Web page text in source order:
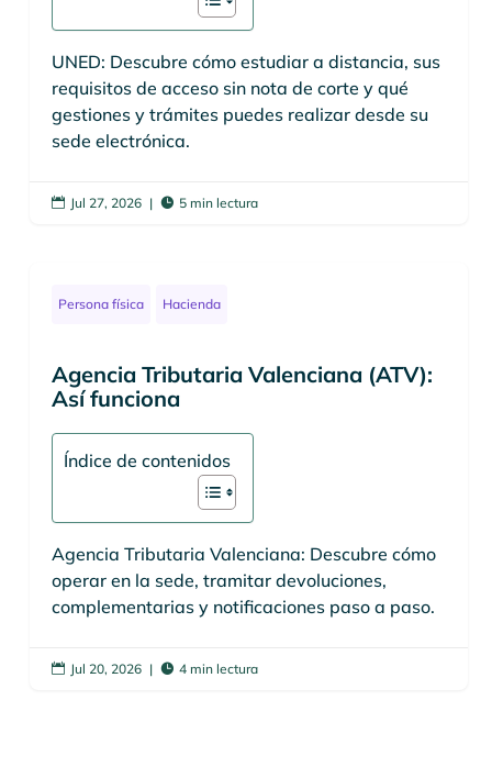
UNED: Descubre cómo estudiar a distancia, sus
requisitos de acceso sin nota de corte y qué
gestiones y trámites puedes realizar desde su
sede electrónica.
 Jul 27, 2026 |  5 min lectura
Persona física Hacienda
Agencia Tributaria Valenciana (ATV):
Así funciona
Índice de contenidos
Agencia Tributaria Valenciana: Descubre cómo
operar en la sede, tramitar devoluciones,
complementarias y notificaciones paso a paso.
 Jul 20, 2026 |  4 min lectura